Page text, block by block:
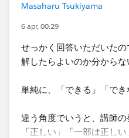
と思われます。
タソース部分を切り出し
Tableau Repository内のス
が確認できます。
Masaharu Tsukiyama
6 apr, 00:29
せっかく回答いただいた
解したらよいのか分からな
単純に、「できる」「で
違う角度でいうと、講師
「正しい」「一部は正し